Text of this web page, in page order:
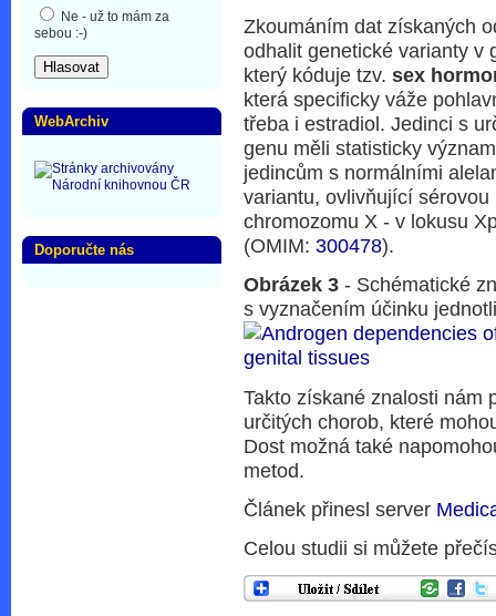
Zkoumáním dat získaných
odhalit genetické varianty v
který kóduje tzv. sex
která specificky váže
třeba i estradiol. Jedinci s
genu měli statisticky
jedincům s normálními
variantu, ovlivňující
chromozomu X - v lokusu
(OMIM: 300478).
Obrázek 3 - Schématické
s vyznačením účinku
Takto získané znalosti nám
určitých chorob, které
Dost možná také
metod.
Článek přinesl server
Celou studii si můžete
Ne - už to mám za
sebou :-)
WebArchiv
Doporučte nás